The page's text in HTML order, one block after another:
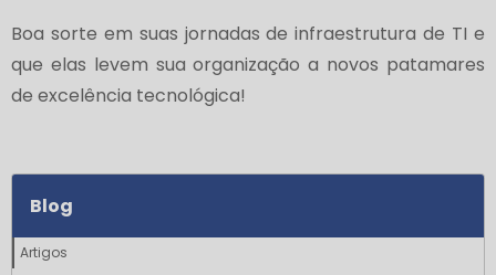
Boa sorte em suas jornadas de infraestrutura de TI e
que elas levem sua organização a novos patamares
de excelência tecnológica!
Blog
Artigos